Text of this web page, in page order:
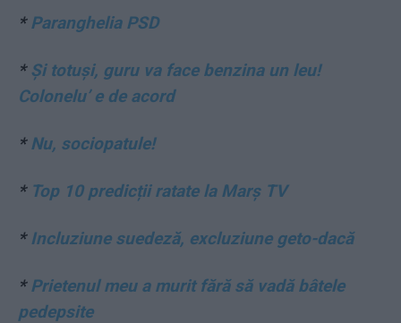
*Paranghelia PSD
* Și totuși, guru va face benzina un leu!
Colonelu’ e de acord
*Nu, sociopatule!
* Top 10 predicții ratate la Marș TV
* Incluziune suedeză, excluziune geto-dacă
*Prietenul meu a murit fără să vadă bâtele
pedepsite